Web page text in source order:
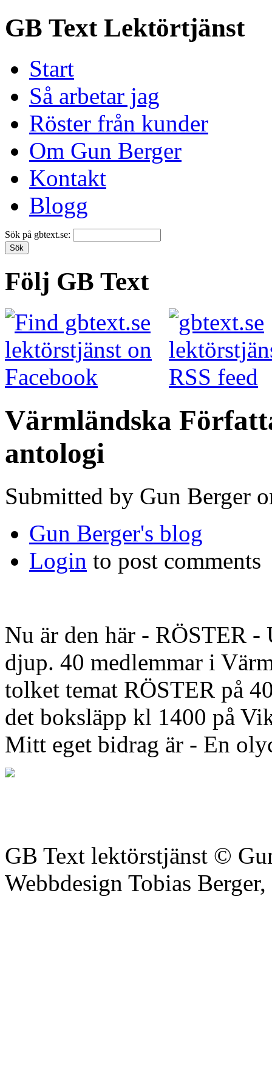
GB Text Lektörtjänst
Start
Så arbetar jag
Röster från kunder
Om Gun Berger
Kontakt
Blogg
Sök på gbtext.se:
Följ GB Text
Värmländska
antologi
Submitted by Gun Berger
Gun Berger's blog
Login to post comments
Nu är den här - RÖSTER -
djup. 40 medlemmar i
tolket temat RÖSTER på
det boksläpp kl 1400 på
Mitt eget bidrag är - En
GB Text lektörstjänst ©
Webbdesign Tobias